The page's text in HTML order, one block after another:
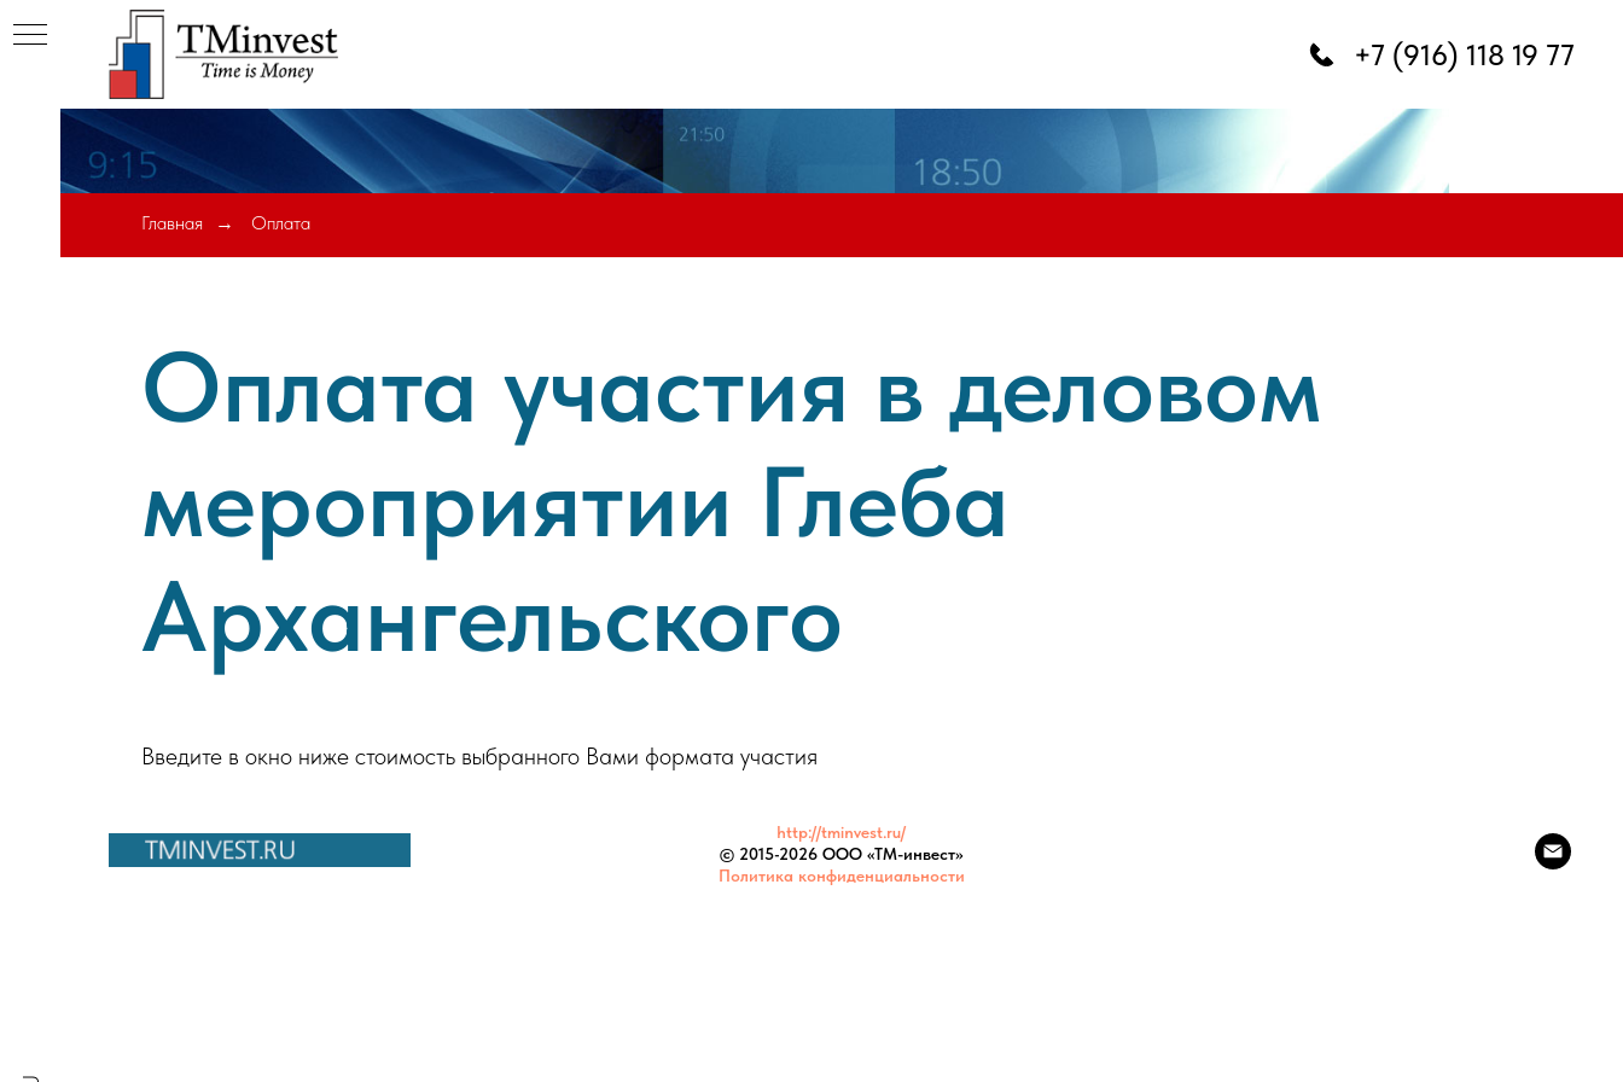
+7 (916) 118 19 77
Главная → Оплата
Оплата участия в деловом
мероприятии Глеба
Архангельского
Введите в окно ниже стоимость выбранного Вами формата участия
http://tminvest.ru/
© 2015-2026 ООО «ТМ-инвест»
Политика конфиденциальности